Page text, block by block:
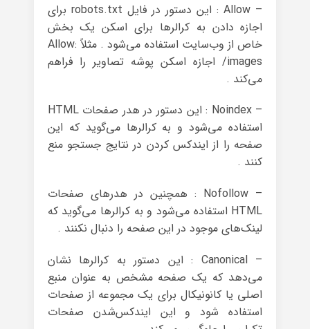
– Allow : این دستور در فایل robots.txt برای
اجازه دادن به کرالرها برای اسکن یک بخش
خاص از وب‌سایت استفاده می‌شود . مثلاً Allow:
/images اجازه اسکن پوشه تصاویر را فراهم
می‌کند .
– Noindex : این دستور در هدر صفحات HTML
استفاده می‌شود و به کرالرها می‌گوید که این
صفحه را از ایندکس کردن در نتایج جستجو منع
کنند .
– Nofollow : همچنین در هدرهای صفحات
HTML استفاده می‌شود و به کرالرها می‌گوید که
لینک‌های موجود در این صفحه را دنبال نکنند .
– Canonical : این دستور به کرالرها نشان
می‌دهد که یک صفحه مشخص به عنوان منبع
اصلی یا کانونیکال برای یک مجموعه از صفحات
استفاده شود و این ایندکس‌شدن صفحات